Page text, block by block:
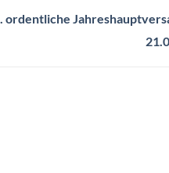
ordentliche